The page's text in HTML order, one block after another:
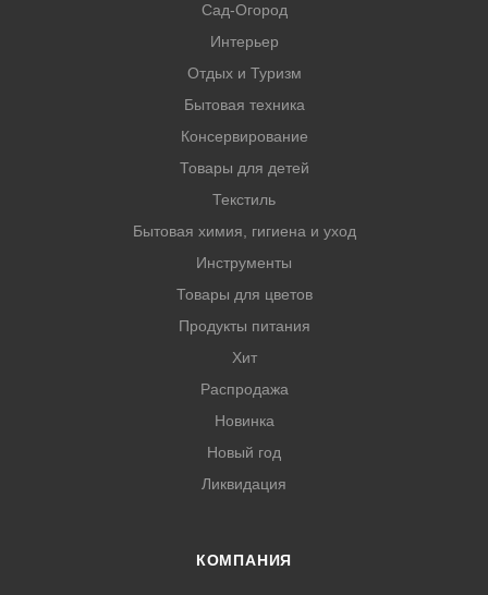
Сад-Огород
Интерьер
Отдых и Туризм
Бытовая техника
Консервирование
Товары для детей
Текстиль
Бытовая химия, гигиена и уход
Инструменты
Товары для цветов
Продукты питания
Хит
Распродажа
Новинка
Новый год
Ликвидация
КОМПАНИЯ